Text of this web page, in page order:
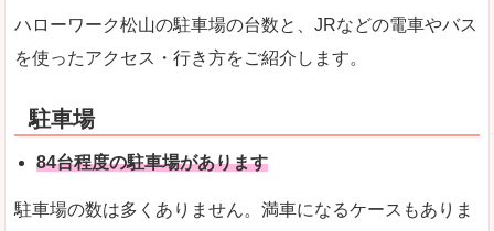
ハローワーク松山の駐車場の台数と、JRなどの電車やバス
を使ったアクセス・行き方をご紹介します。
駐車場
84台程度の駐車場があります
駐車場の数は多くありません。満車になるケースもありま